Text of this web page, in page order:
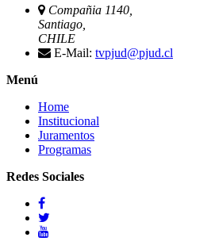
Compañia 1140,
Santiago,
CHILE
E-Mail: tvpjud@pjud.cl
Menú
Home
Institucional
Juramentos
Programas
Redes Sociales